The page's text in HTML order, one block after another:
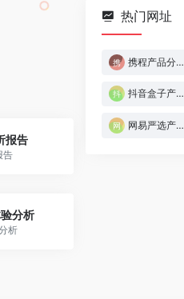
报告
告
分析
析
热门网址
携程产品分析报告
抖音盒子产品分析
网易严选产品分析报告